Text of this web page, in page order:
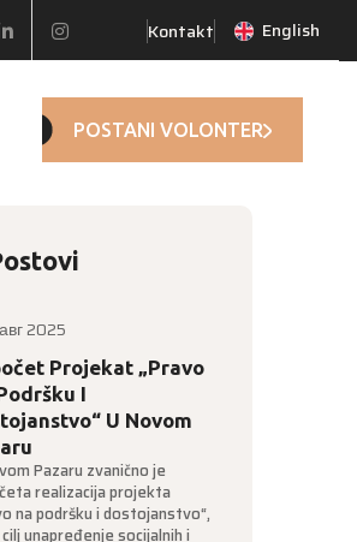
LinkedinInstagramKontakt English
POSTANI VOLONTER
2025
Projekat „Pravo
I
U Novom
Pazaru zvanično je
realizacija projekta
na podršku i dostojanstvo“,
unapređenje socijalnih i